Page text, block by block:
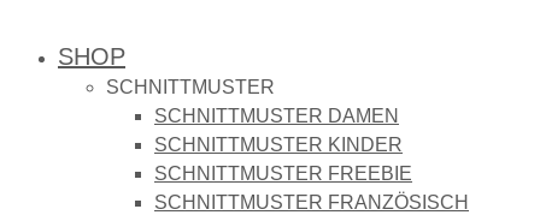
SHOP
SCHNITTMUSTER
SCHNITTMUSTER DAMEN
SCHNITTMUSTER KINDER
SCHNITTMUSTER FREEBIE
SCHNITTMUSTER FRANZÖSISCH